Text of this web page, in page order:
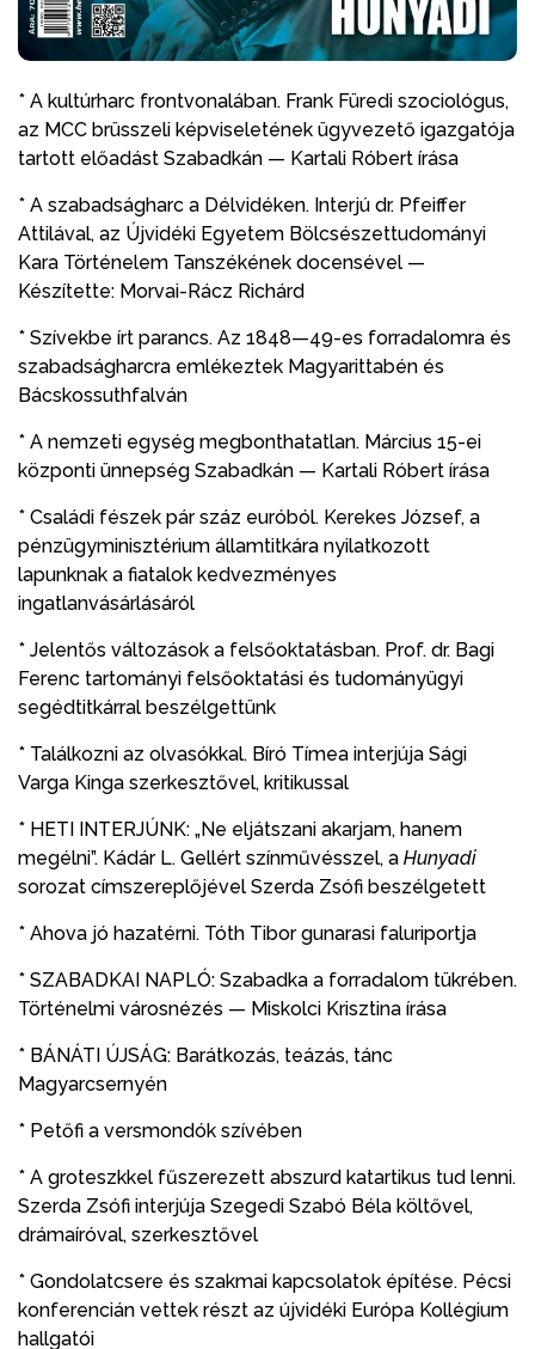
* A kultúrharc frontvonalában. Frank Füredi szociológus,
az MCC brüsszeli képviseletének ügyvezető igazgatója
tartott előadást Szabadkán — Kartali Róbert írása
* A szabadságharc a Délvidéken. Interjú dr. Pfeiffer
Attilával, az Újvidéki Egyetem Bölcsészettudományi
Kara Történelem Tanszékének docensével —
Készítette: Morvai-Rácz Richárd
* Szívekbe írt parancs. Az 1848—49-es forradalomra és
szabadságharcra emlékeztek Magyarittabén és
Bácskossuthfalván
* A nemzeti egység megbonthatatlan. Március 15-ei
központi ünnepség Szabadkán — Kartali Róbert írása
* Családi fészek pár száz euróból. Kerekes József, a
pénzügyminisztérium államtitkára nyilatkozott
lapunknak a fiatalok kedvezményes
ingatlanvásárlásáról
* Jelentős változások a felsőoktatásban. Prof. dr. Bagi
Ferenc tartományi felsőoktatási és tudományügyi
segédtitkárral beszélgettünk
* Találkozni az olvasókkal. Bíró Tímea interjúja Sági
Varga Kinga szerkesztővel, kritikussal
* HETI INTERJÚNK: „Ne eljátszani akarjam, hanem
megélni”. Kádár L. Gellért színművésszel, a Hunyadi
sorozat címszereplőjével Szerda Zsófi beszélgetett
* Ahova jó hazatérni. Tóth Tibor gunarasi faluriportja
* SZABADKAI NAPLÓ: Szabadka a forradalom tükrében.
Történelmi városnézés — Miskolci Krisztina írása
* BÁNÁTI ÚJSÁG: Barátkozás, teázás, tánc
Magyarcsernyén
* Petőfi a versmondók szívében
* A groteszkkel fűszerezett abszurd katartikus tud lenni.
Szerda Zsófi interjúja Szegedi Szabó Béla költővel,
drámaíróval, szerkesztővel
* Gondolatcsere és szakmai kapcsolatok építése. Pécsi
konferencián vettek részt az újvidéki Európa Kollégium
hallgatói